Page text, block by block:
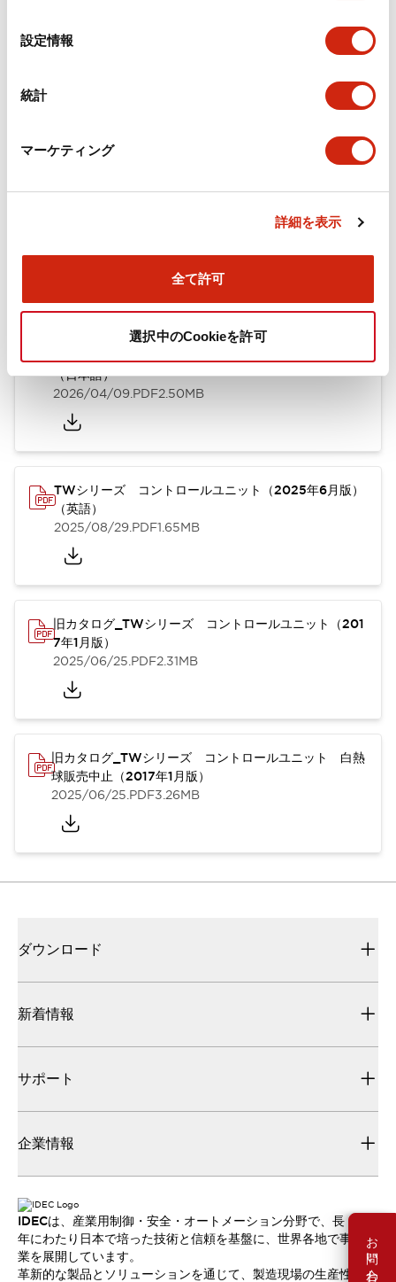
設定情報
統計
マーケティング
詳細を表示
全て許可
選択中のCookieを許可
お問い合わせ
規格・認証 技術文書
（日本語）
2026/04/09.PDF2.50MB
TWシリーズ コントロールユニット（2025年6月版）
（英語）
2025/08/29.PDF1.65MB
旧カタログ_TWシリーズ コントロールユニット（201
7年1月版）
2025/06/25.PDF2.31MB
旧カタログ_TWシリーズ コントロールユニット 白熱
球販売中止（2017年1月版）
2025/06/25.PDF3.26MB
ダウンロード
新着情報
サポート
企業情報
IDECは、産業用制御・安全・オートメーション分野で、長
年にわたり日本で培った技術と信頼を基盤に、世界各地で事
業を展開しています。
革新的な製品とソリューションを通じて、製造現場の生産性